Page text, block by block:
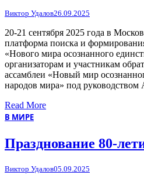
Виктор Удалов26.09.2025
20-21 сентября 2025 года в
платформа поиска и
«Нового мира осознанного
организаторам и участникам
ассамблеи «Новый мир
народов мира» под
Read More
В МИРЕ
Празднование 80-
Виктор Удалов05.09.2025